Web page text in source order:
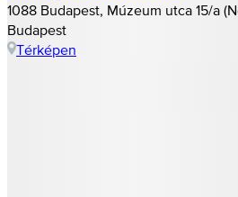
1088 Budapest, Múzeum utca 15/a
Budapest
Térképen